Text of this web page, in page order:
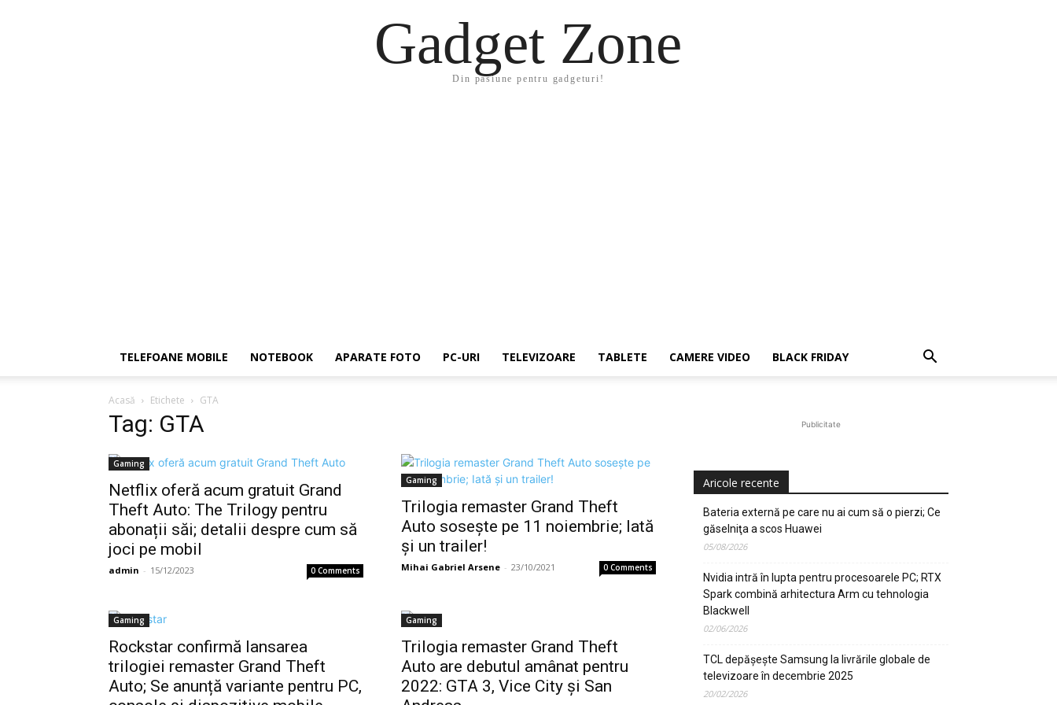
Gadget Zone
Din pasiune pentru gadgeturi!
TELEFOANE MOBILE NOTEBOOK APARATE FOTO PC-URI TELEVIZOARE TABLETE CAMERE VIDEO BLACK FRIDAY
Acasă Etichete GTA
Tag: GTA
Gaming
Netflix oferă acum gratuit Grand
Theft Auto: The Trilogy pentru
abonații săi; detalii despre cum să
joci pe mobil
admin - 15/12/2023 0 Comments
Gaming
Trilogia remaster Grand Theft
Auto sosește pe 11 noiembrie; Iată
și un trailer!
Mihai Gabriel Arsene - 23/10/2021 0 Comments
Gaming
Rockstar confirmă lansarea
trilogiei remaster Grand Theft
Auto; Se anunță variante pentru PC,
Gaming
Trilogia remaster Grand Theft
Auto are debutul amânat pentru
2022: GTA 3, Vice City și San
Publicitate
Aricole recente
Bateria externă pe care nu ai cum să o pierzi; Ce
găselniţa a scos Huawei
05/08/2026
Nvidia intră în lupta pentru procesoarele PC; RTX
Spark combină arhitectura Arm cu tehnologia
Blackwell
02/06/2026
TCL depășește Samsung la livrările globale de
televizoare în decembrie 2025
20/02/2026